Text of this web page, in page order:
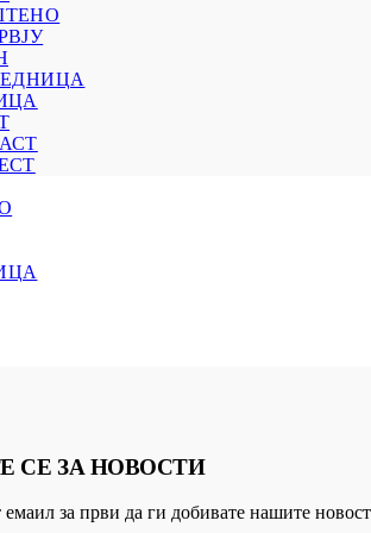
СЕ ЗА НОВОСТИ
за први да ги добивате нашите